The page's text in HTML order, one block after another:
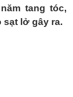
tang tóc,
sạt lở gây ra.